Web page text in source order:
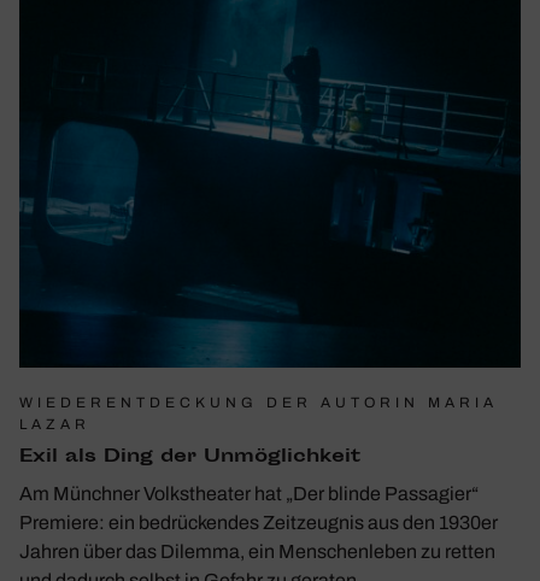
WIEDERENTDECKUNG DER AUTORIN MARIA
LAZAR
Exil als Ding der Unmög­lich­keit
Am Münchner Volkstheater hat „Der blinde Passagier“
Premiere: ein bedrückendes Zeitzeugnis aus den 1930er
Jahren über das Dilemma, ein Menschenleben zu retten